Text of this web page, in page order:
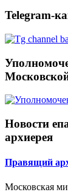
Telegram-
Новости
архиерея
Правящий
Московская